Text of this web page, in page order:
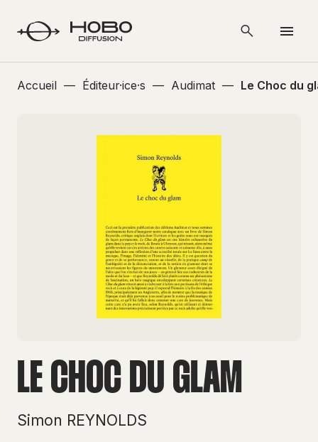
Accueil — Éditeur·ice·s — Audimat — Le Choc du
LE CHOC DU GLAM
Simon REYNOLDS